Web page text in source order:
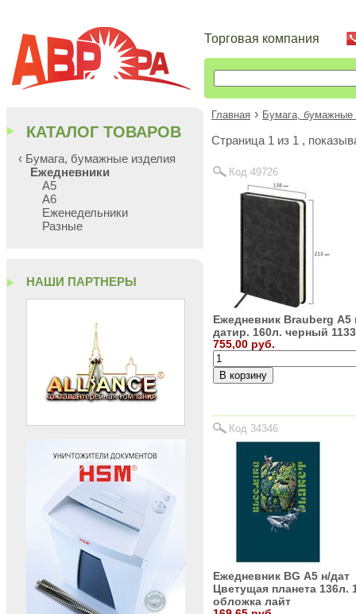
Торговая компания
Главная › Бумага, бумажные
Cтраница 1 из 1 ,
Код 49726
Ежедневник Brauberg А5
датир. 160л. черный
755,00 руб.
Код 34346
Ежедневник BG А5 н/дат
Цветущая планета 136л.
обложка лайт
КАТАЛОГ ТОВАРОВ
‹ Бумага, бумажные изделия
Ежедневники
А5
А6
Еженедельники
Разные
НАШИ ПАРТНЕРЫ